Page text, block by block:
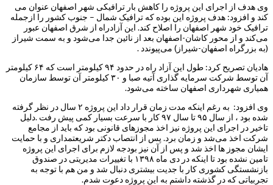
وی هدف از اجرای این پروژه را کاهش بار ترافیکی شهر اصفهان عنوان می
کند و افزود: هدف پروژه این بوده که ترافیک شمال – جنوب کشور را ازجمله
ترافیک خود شهر اصفهان را اصلاح کند. این آزادراه از شرق اصفهان عبور
می‌کند و از محور کاشان-اصفهان بعد از نائین جدا می‌شود و به سمت شیراز
(به بزرگراه اصفهان-شیراز) می‌پیوندد .
هادیان تصریح کرد: طول این آزاد راه در حدود ۹۴ کیلومتر است که ۶۴ کیلومتر
آن توسط شرکت سرمایه گذاری آتیه صبا و ۳۰ کیلومتر آن توسط سازمان
همیاری شهرداری اصفهان ساخته می‌شود.
وی افزود: به رغم اینکه مدت زمان قرار داد این پروژه ۲ سال در نظر گرفته
شده بود ، از سال ۹۵ تا سال ۹۷ کار با سرعت بسیار کمی پیش رفت .دلیل
تاخیر در اجرای این پروژه نیز اخذ مجوزهای قانونی‌ بود که باید از مجامع
شرکت اخذ می‌شد و زمان برد. پس از انتصاب دکتر شریعتمداری و با حمایت
ایشان مجوز ها اخذ شد و پس از آن نیز بودجه لازم برای اجرای این پروژه
تامین نشده بود تا اینکه در دی ماه ۱۳۹۸ با تغییرات مدیریتی در صندوق
بازنشستگی کشوری کار با جدیت بیشتری دنبال شد و من هم با توجه به
تجربیاتی که در گذشته داشتم به این پروژه دعوت شدم.